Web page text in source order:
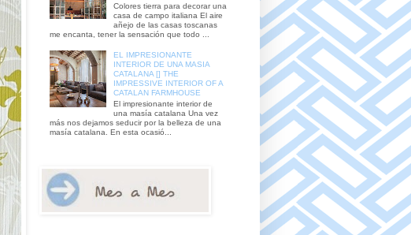
Colores tierra para decorar una
casa de campo italiana El aire
añejo de las casas toscanas
me encanta, tener la sensación que todo ...
EL IMPRESIONANTE
INTERIOR DE UNA MASIA
CATALANA [] THE
IMPRESSIVE INTERIOR OF A
CATALAN FARMHOUSE
El impresionante interior de
una masía catalana Una vez
más nos dejamos seducir por la belleza de una
masía catalana. En esta ocasió...